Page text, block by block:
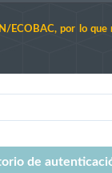
ECOBAC, por lo
de